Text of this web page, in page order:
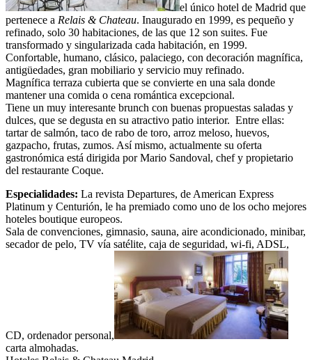
el único hotel de Madrid que
pertenece a Relais & Chateau. Inaugurado en 1999, es pequeño y
refinado, solo 30 habitaciones, de las que 12 son suites. Fue
transformado y singularizada cada habitación, en 1999.
Confortable, humano, clásico, palaciego, con decoración magnífica,
antigüedades, gran mobiliario y servicio muy refinado.
Magnífica terraza cubierta que se convierte en una sala donde
mantener una comida o cena romántica excepcional.
Tiene un muy interesante brunch con buenas propuestas saladas y
dulces, que se degusta en su atractivo patio interior. Entre ellas:
tartar de salmón, taco de rabo de toro, arroz meloso, huevos,
gazpacho, frutas, zumos. Así mismo, actualmente su oferta
gastronómica está dirigida por Mario Sandoval, chef y propietario
del restaurante Coque.
Especialidades: La revista Departures, de American Express
Platinum y Centurión, le ha premiado como uno de los ocho mejores
hoteles boutique europeos.
Sala de convenciones, gimnasio, sauna, aire acondicionado, minibar,
secador de pelo, TV vía satélite, caja de seguridad, wi-fi, ADSL,
CD, ordenador personal,
carta almohadas.